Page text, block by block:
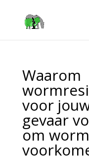
Waarom
voor
gevaar
om